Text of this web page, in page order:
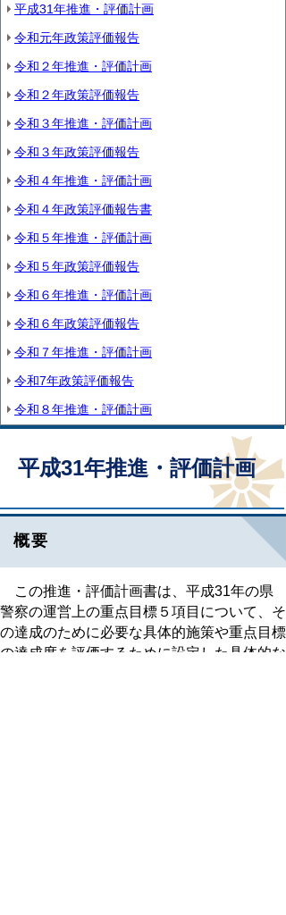
平成31年推進・評価計画
令和元年政策評価報告
令和２年推進・評価計画
令和２年政策評価報告
令和３年推進・評価計画
令和３年政策評価報告
令和４年推進・評価計画
令和４年政策評価報告書
令和５年推進・評価計画
令和５年政策評価報告
令和６年推進・評価計画
令和６年政策評価報告
令和７年推進・評価計画
令和7年政策評価報告
令和８年推進・評価計画
平成31年推進・評価計画
概要
この推進・評価計画書は、平成31年の県
警察の運営上の重点目標５項目について、そ
の達成のために必要な具体的施策や重点目標
の達成度を評価するために設定した具体的な